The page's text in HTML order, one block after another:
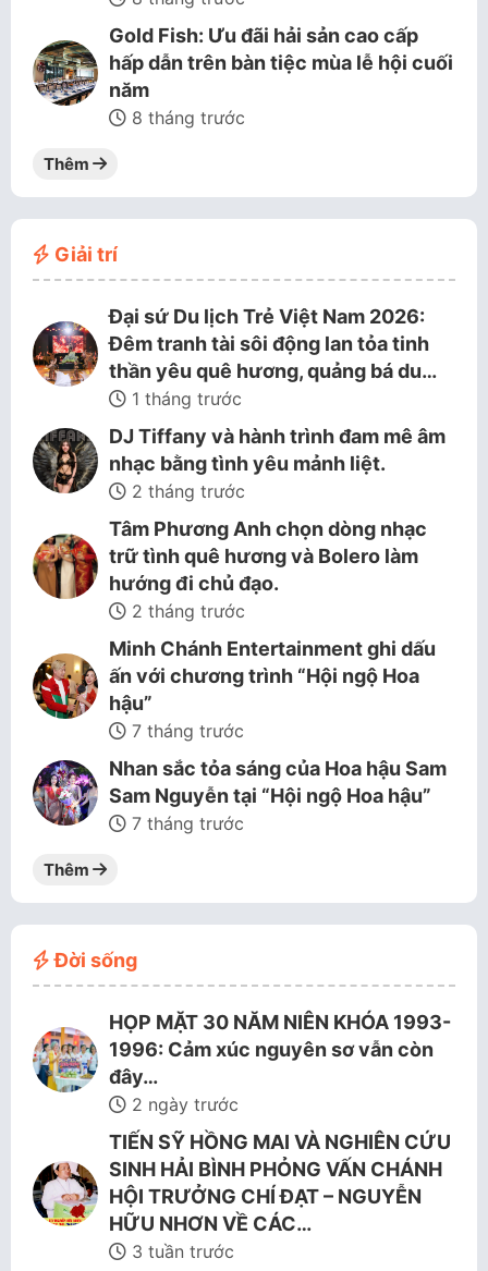
Gold Fish: Ưu đãi hải sản cao cấp
hấp dẫn trên bàn tiệc mùa lễ hội cuối
năm
8 tháng trước
Thêm
Giải trí
Đại sứ Du lịch Trẻ Việt Nam 2026:
Đêm tranh tài sôi động lan tỏa tinh
thần yêu quê hương, quảng bá du…
1 tháng trước
DJ Tiffany và hành trình đam mê âm
nhạc bằng tình yêu mảnh liệt.
2 tháng trước
Tâm Phương Anh chọn dòng nhạc
trữ tình quê hương và Bolero làm
hướng đi chủ đạo.
2 tháng trước
Minh Chánh Entertainment ghi dấu
ấn với chương trình “Hội ngộ Hoa
hậu”
7 tháng trước
Nhan sắc tỏa sáng của Hoa hậu Sam
Sam Nguyễn tại “Hội ngộ Hoa hậu”
7 tháng trước
Thêm
Đời sống
HỌP MẶT 30 NĂM NIÊN KHÓA 1993-
1996: Cảm xúc nguyên sơ vẫn còn
đây…
2 ngày trước
TIẾN SỸ HỒNG MAI VÀ NGHIÊN CỨU
SINH HẢI BÌNH PHỎNG VẤN CHÁNH
HỘI TRƯỞNG CHÍ ĐẠT – NGUYỄN
HỮU NHƠN VỀ CÁC…
3 tuần trước